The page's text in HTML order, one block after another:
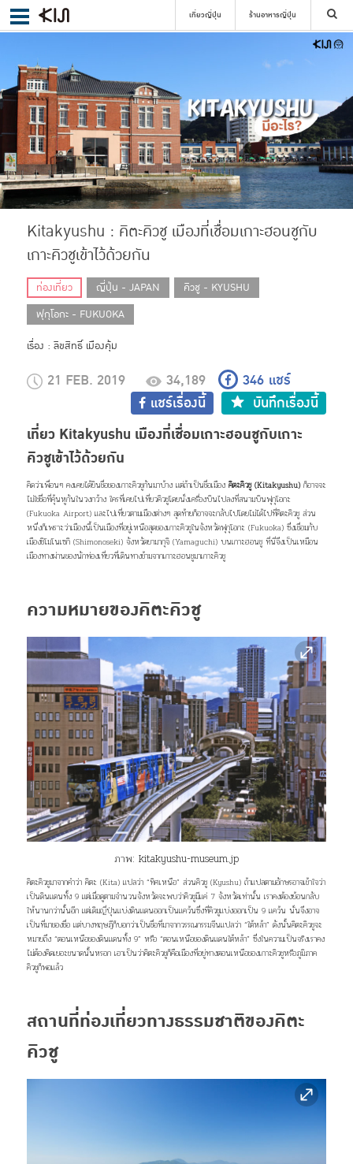
เที่ยวญี่ปุ่น ร้านอาหารญี่ปุ่น
เลือกย่าน
ค้นหา
21 FEB. 2019 34,189 346 แชร์
แชร์เรื่องนี้
บันทึกเรื่องนี้
Kitakyushu : คิตะคิวชู เมืองที่เชื่อมเกาะฮอนชูกับ
เกาะคิวชูเข้าไว้ด้วยกัน
ท่องเที่ยว ญี่ปุ่น - JAPAN
คิวชู - KYUSHU
ฟุกุโอกะ - FUKUOKA
เรื่อง : ลิขสิทธิ์ เมืองคุ้ม
เที่ยว Kitakyushu เมืองที่เชื่อมเกาะฮอนชูกับเกาะ
คิวชูเข้าไว้ด้วยกัน
คิดว่าเพื่อนๆ คงเคยได้ยินชื่อของเกาะคิวชูกันมาบ้าง แต่ถ้าเป็นชื่อเมือง คิตะคิวชู (Kitakyushu)ก็อาจจะ
ไม่ใช่ชื่อที่คุ้นหูกันในวงกว้าง ใครที่เคยไปเที่ยวคิวชูโดยนั่งเครื่องบินไปลงที่สนามบินฟุกุโอกะ
(Fukuoka Airport) และไปเที่ยวตามเมืองต่างๆ สุดท้ายก็อาจจะกลับไปโดยไม่ได้ไปที่คิตะคิวชู ส่วน
หนึ่งก็เพราะว่าเมืองนี้เป็นเมืองที่อยู่เหนือสุดของเกาะคิวชูในจังหวัดฟุกุโอกะ (Fukuoka) ซึ่งเชื่อมกับ
เมืองชิโมโนเซกิ (Shimonoseki) จังหวัดยามากุจิ (Yamaguchi) บนเกาะฮอนชู ที่นี่จึงเป็นเหมือน
เมืองทางผ่านของนักท่องเที่ยวที่เดินทางข้ามจากเกาะฮอนชูมาเกาะคิวชู
ความหมายของคิตะคิวชู
ภาพ: kitakyushu-museum.jp
คิตะคิวชูมาจากคำว่า คิตะ (Kita) แปลว่า “ทิศเหนือ” ส่วนคิวชู (Kyushu) ถ้าแปลตามอักษรอาจเข้าใจว่า
เป็นดินแดนทั้ง 9 แต่เมื่อดูตามจำนวนจังหวัดจะพบว่าคิวชูมีแค่ 7 จังหวัดเท่านั้น เราคงต้องย้อนกลับ
ให้นานกว่านั้นอีก แต่เดิมญี่ปุ่นแบ่งดินแดนออกเป็นแคว้นซึ่งที่คิวชูแบ่งออกเป็น 9 แคว้น นั่นจึงอาจ
เป็นที่มาของชื่อ แต่บางทฤษฎีก็บอกว่าเป็นชื่อที่มาจากวรรณกรรมจีนแปลว่า “ใต้หล้า” ดังนั้นคิตะคิวชูจะ
หมายถึง “ตอนเหนือของดินแดนทั้ง 9” หรือ “ตอนเหนือของดินแดนใต้หล้า” ซึ่งในความเป็นจริงเราคง
ไม่ต้องคิดเยอะขนาดนั้นหรอก เอาเป็นว่าคิตะคิวชูก็คือเมืองที่อยู่ทางตอนเหนือของเกาะคิวชูหรือภูมิภาค
คิวชูก็พอแล้ว
สถานที่ท่องเที่ยวทางธรรมชาติของคิตะ
คิวชู